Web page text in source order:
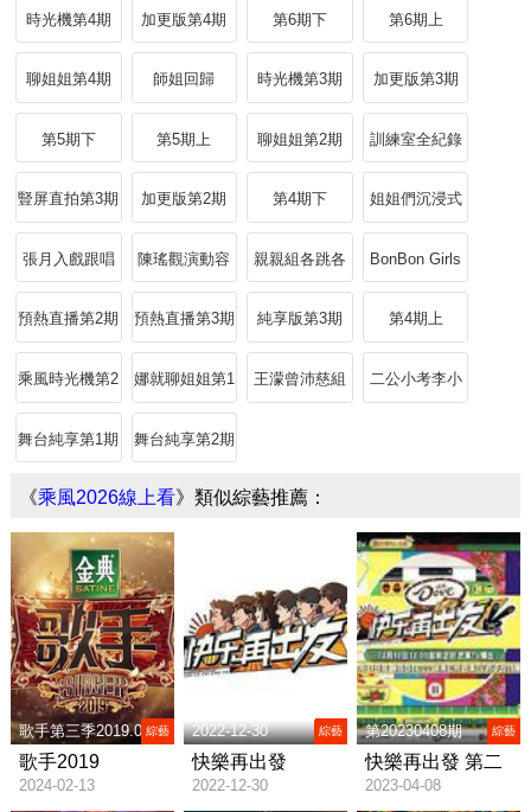
位上
時光機第4期 加更版第4期 第6期下 第6期上
聊姐姐第4期 師姐回歸 時光機第3期 加更版第3期
第5期下 第5期上 聊姐姐第2期 訓練室全紀錄
第2期
豎屏直拍第3期 加更版第2期 第4期下 姐姐們沉浸式
張月入戲跟唱 陳瑤觀演動容
超萌捂嘴
親親組各跳各
的
BonBon Girls
預熱直播第2期 預熱直播第3期 純享版第3期 第4期上
乘風時光機第2
期
娜就聊姐姐第1
期
王濛曾沛慈組 二公小考李小
舞台純享第1期 舞台純享第2期
《乘風2026線上看》類似綜藝推薦：
歌手第三季2019.04.12
期
綜藝
歌手2019
2024-02-13
2022-12-30 綜藝
快樂再出發
2022-12-30
第20230408期 綜藝
快樂再出發 第二
季
2023-04-08